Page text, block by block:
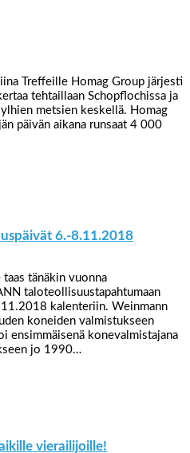
Treffeille Homag Group järjesti
tehtaillaan Schopflochissa ja
metsien keskellä. Homag
päivän aikana runsaat 4 000
6.-8.11.2018
taas tänäkin vuonna
taloteollisuustapahtumaan
kalenteriin. Weinmann
koneiden valmistukseen
ensimmäisenä konevalmistajana
jo 1990…
vierailijoille!